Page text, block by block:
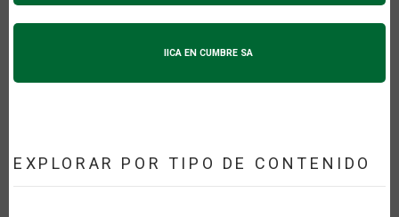
IICA EN CUMBRE SA
EXPLORAR POR TIPO DE CONTENIDO